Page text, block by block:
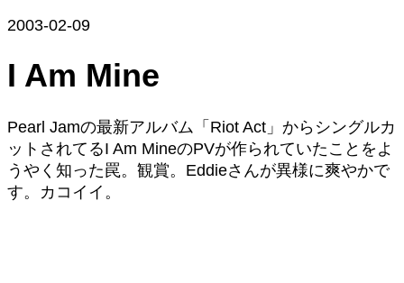
2003-02-09
I Am Mine
Pearl Jamの最新アルバム「Riot Act」からシングルカ
ットされてるI Am MineのPVが作られていたことをよ
うやく知った罠。観賞。Eddieさんが異様に爽やかで
す。カコイイ。